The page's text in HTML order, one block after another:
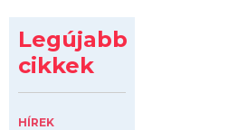
Legújabb
cikkek
HÍREK